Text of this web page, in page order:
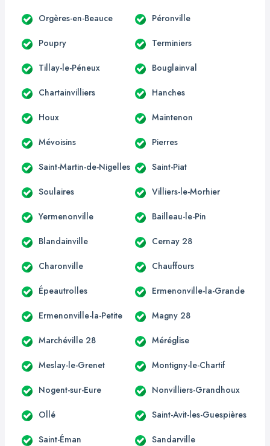
Orgères-en-Beauce Péronville
Poupry Terminiers
Tillay-le-Péneux Bouglainval
Chartainvilliers Hanches
Houx Maintenon
Mévoisins Pierres
Saint-Martin-de-Nigelles Saint-Piat
Soulaires Villiers-le-Morhier
Yermenonville Bailleau-le-Pin
Blandainville Cernay 28
Charonville Chauffours
Épeautrolles Ermenonville-la-Grande
Ermenonville-la-Petite Magny 28
Marchéville 28 Méréglise
Meslay-le-Grenet Montigny-le-Chartif
Nogent-sur-Eure Nonvilliers-Grandhoux
Ollé Saint-Avit-les-Guespières
Saint-Éman Sandarville